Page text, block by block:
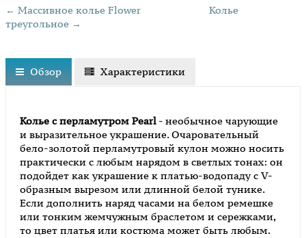
← Массивное колье Flower
Колье
треугольное →
Обзор Характеристики
Колье с перламутром Pearl - необычное чарующие
и выразительное украшение. Очаровательный
бело-золотой перламутровый кулон можно носить
практически с любым нарядом в светлых тонах: он
подойдет как украшение к платью-водопаду с V-
образным вырезом или длинной белой тунике.
Если дополнить наряд часами на белом ремешке
или тонким жемчужным браслетом и сережками,
то цвет платья или костюма может быть любым.